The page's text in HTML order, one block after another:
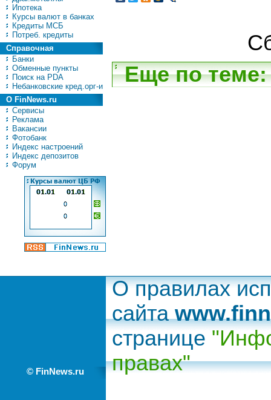
Ипотека
Курсы валют в банках
Кредиты МСБ
Потреб. кредиты
Справочная
Банки
Обменные пункты
Поиск на PDA
Небанковские кред.орг-и
О FinNews.ru
Сервисы
Реклама
Вакансии
Фотобанк
Индекс настроений
Индекс депозитов
Форум
Еще по теме:
© FinNews.ru
О правилах
сайта
странице
правах"